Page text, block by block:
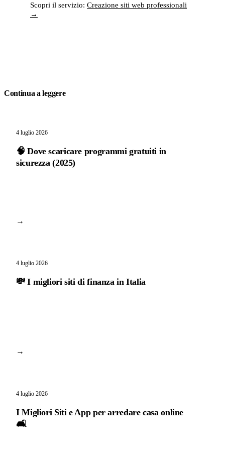
Scopri il servizio: Creazione siti web professionali
→
Continua a leggere
4 luglio 2026
🧠 Dove scaricare programmi gratuiti in
sicurezza (2025)
→
4 luglio 2026
💸 I migliori siti di finanza in Italia
→
4 luglio 2026
I Migliori Siti e App per arredare casa online
🛋️